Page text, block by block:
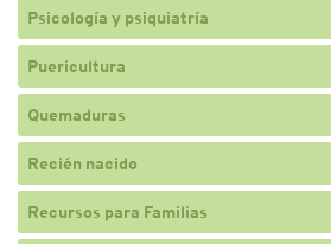
Psicología y psiquiatría
Puericultura
Quemaduras
Recién nacido
Recursos para Familias